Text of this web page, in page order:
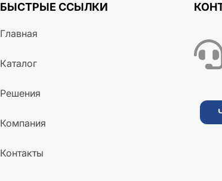
БЫСТРЫЕ ССЫЛКИ
Главная
Каталог
Решения
Компания
Контакты